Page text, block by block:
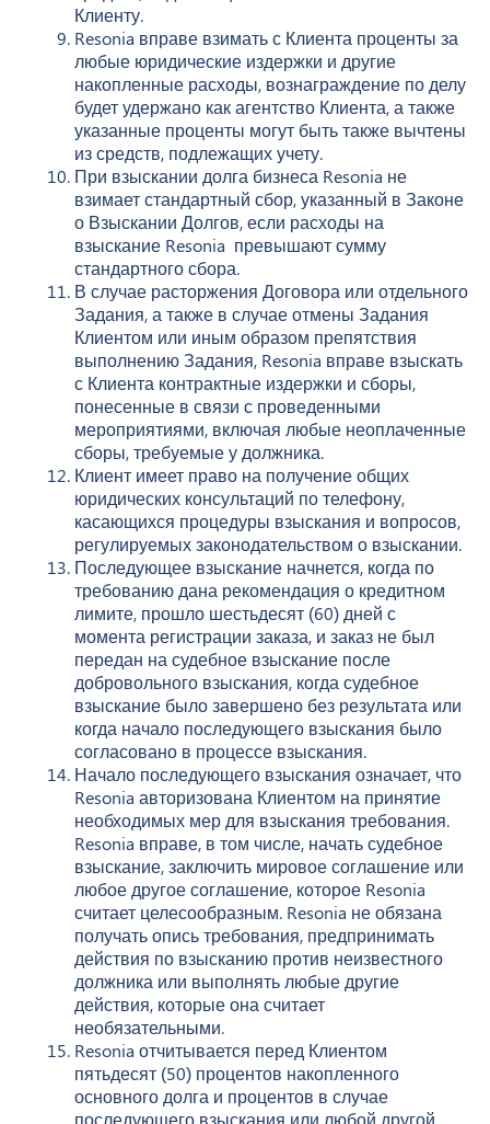
Клиенту.
Resonia вправе взимать с Клиента проценты за
любые юридические издержки и другие
накопленные расходы, вознаграждение по делу
будет удержано как агентство Клиента, а также
указанные проценты могут быть также вычтены
из средств, подлежащих учету.
При взыскании долга бизнеса Resonia не
взимает стандартный сбор, указанный в Законе
о Взыскании Долгов, если расходы на
взыскание Resonia превышают сумму
стандартного сбора.
В случае расторжения Договора или отдельного
Задания, а также в случае отмены Задания
Клиентом или иным образом препятствия
выполнению Задания, Resonia вправе взыскать
с Клиента контрактные издержки и сборы,
понесенные в связи с проведенными
мероприятиями, включая любые неоплаченные
сборы, требуемые у должника.
Клиент имеет право на получение общих
юридических консультаций по телефону,
касающихся процедуры взыскания и вопросов,
регулируемых законодательством о взыскании.
Последующее взыскание начнется, когда по
требованию дана рекомендация о кредитном
лимите, прошло шестьдесят (60) дней с
момента регистрации заказа, и заказ не был
передан на судебное взыскание после
добровольного взыскания, когда судебное
взыскание было завершено без результата или
когда начало последующего взыскания было
согласовано в процессе взыскания.
Начало последующего взыскания означает, что
Resonia авторизована Клиентом на принятие
необходимых мер для взыскания требования.
Resonia вправе, в том числе, начать судебное
взыскание, заключить мировое соглашение или
любое другое соглашение, которое Resonia
считает целесообразным. Resonia не обязана
получать опись требования, предпринимать
действия по взысканию против неизвестного
должника или выполнять любые другие
действия, которые она считает
необязательными.
Resonia отчитывается перед Клиентом
пятьдесят (50) процентов накопленного
основного долга и процентов в случае
последующего взыскания или любой другой